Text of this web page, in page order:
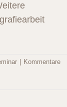
Kommentare